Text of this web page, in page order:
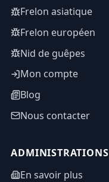
Frelon asiatique
Frelon européen
Nid de guêpes
Mon compte
Blog
Nous contacter
ADMINISTRATIONS
En savoir plus